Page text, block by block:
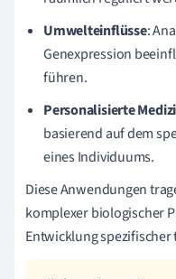
Umwelteinflüsse:
Genexpression
führen.
Personalisierte
basierend auf dem
eines Individuums.
Diese Anwendungen
komplexer biologischer
Entwicklung